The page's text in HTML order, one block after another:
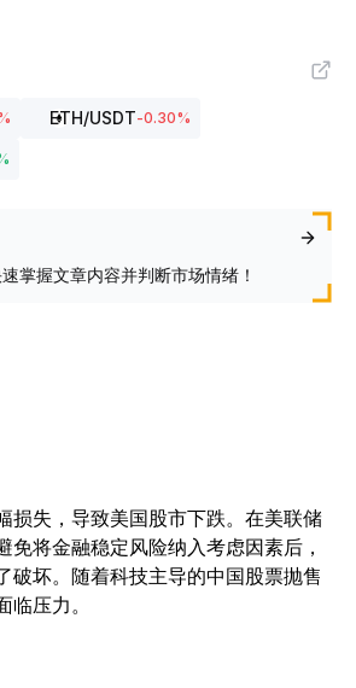
ETH/USDT-0.30%
掌握文章内容并判断市场情绪！
损失，导致美国股市下跌。在美联储
免将金融稳定风险纳入考虑因素后，
破坏。随着科技主导的中国股票抛售
临压力。